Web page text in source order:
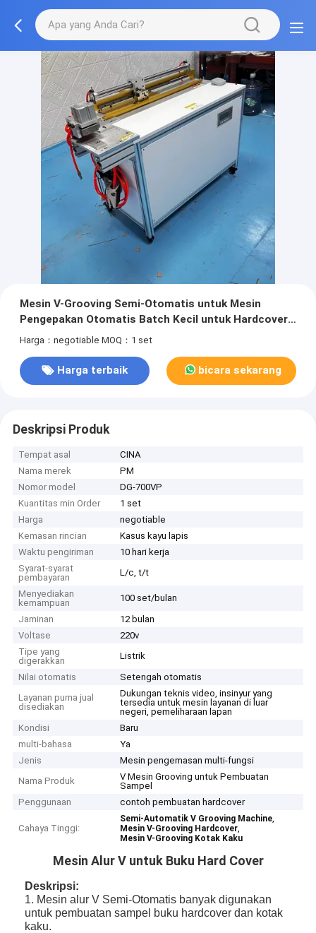
Mesin V-Grooving Semi-Otomatis untuk Mesin
Pengepakan Otomatis Batch Kecil untuk Hardcover
dan Kotak Kaku
Harga：negotiable MOQ：1 set
Harga terbaik bicara sekarang
Deskripsi Produk
Tempat asal
CINA
Nama merek
PM
Nomor model
DG-700VP
Kuantitas min Order
1 set
Harga
negotiable
Kemasan rincian
Kasus kayu lapis
Waktu pengiriman
10 hari kerja
Syarat-syarat
pembayaran
L/c, t/t
Menyediakan
kemampuan
100 set/bulan
Jaminan
12 bulan
Voltase
220v
Tipe yang
digerakkan
Listrik
Nilai otomatis
Setengah otomatis
Layanan purna jual
disediakan
Dukungan teknis video, insinyur yang
tersedia untuk mesin layanan di luar
negeri, pemeliharaan lapan
Kondisi
Baru
multi-bahasa
Ya
Jenis
Mesin pengemasan multi-fungsi
Nama Produk
V Mesin Grooving untuk Pembuatan
Sampel
Penggunaan
contoh pembuatan hardcover
Cahaya Tinggi:
Semi-Automatik V Grooving Machine,
Mesin V-Grooving Hardcover,
Mesin V-Grooving Kotak Kaku
Mesin Alur V untuk Buku Hard Cover
Deskripsi:
1. Mesin alur V Semi-Otomatis banyak digunakan
untuk pembuatan sampel buku hardcover dan kotak
kaku.